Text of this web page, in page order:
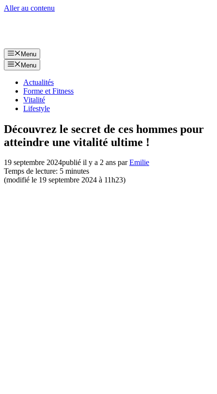
Aller au contenu
Menu
Menu
Actualités
Forme et Fitness
Vitalité
Lifestyle
Découvrez le secret de ces hommes pour
atteindre une vitalité ultime !
19 septembre 2024publié il y a 2 ans parEmilie
Temps de lecture: 5 minutes
(modifié le 19 septembre 2024 à 11h23)